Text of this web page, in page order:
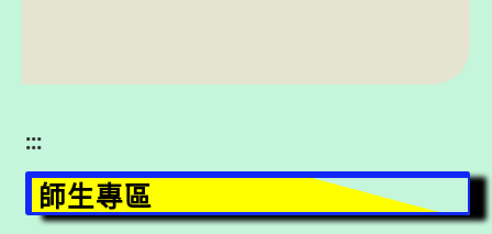
:::
師生專區